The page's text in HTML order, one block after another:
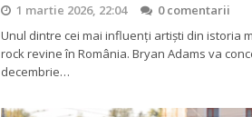
1 martie 2026, 22:04
0 comentarii
Unul dintre cei mai influenți artiști din istoria
rock revine în România. Bryan Adams va
decembrie…